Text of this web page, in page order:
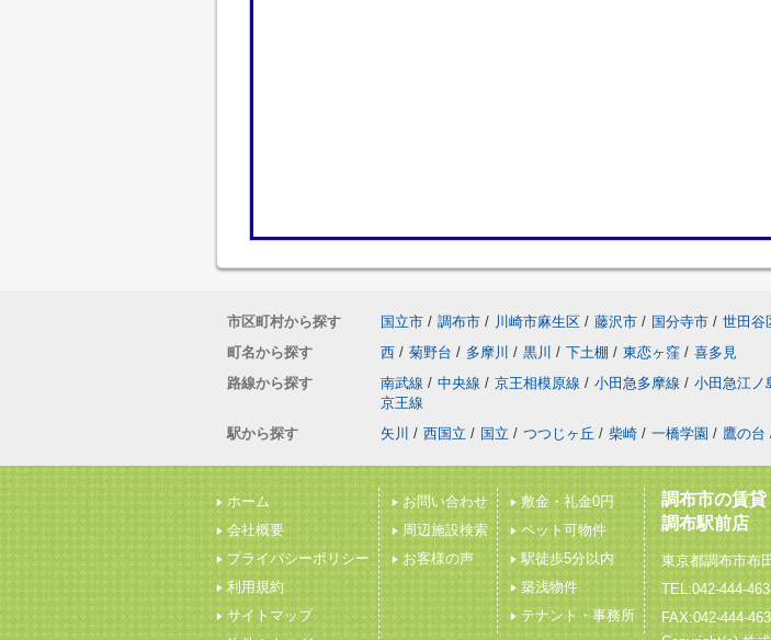
市区町村から探す 国立市 / 調布市 / 川崎市麻生区 / 藤沢市 / 国分寺市 / 世田谷
町名から探す
西 / 菊野台 / 多摩川 / 黒川 / 下土棚 / 東恋ヶ窪 / 喜多見
路線から探す
南武線 / 中央線 / 京王相模原線 / 小田急多摩線 / 小田急江ノ
京王線
駅から探す
矢川 / 西国立 / 国立 / つつじヶ丘 / 柴崎 / 一橋学園 / 鷹の台
ホーム
会社概要
プライバシーポリシー
利用規約
サイトマップ
お問い合わせ
周辺施設検索
お客様の声
敷金・礼金0円
ペット可物件
駅徒歩5分以内
築浅物件
テナント・事務所
調布市の賃
調布駅前店
東京都調布市布
TEL:042-444-
FAX:042-444-